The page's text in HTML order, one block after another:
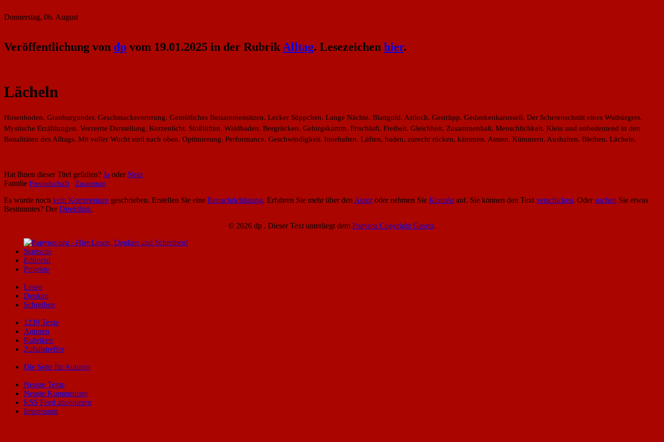
Donnerstag, 06. August
Veröffentlichung von dp vom 19.01.2025 in der Rubrik Alltag. Lesezeichen hier.
Lächeln
Hosenboden. Grauburgunder. Geschmacksverirrung. Gemütliches Beisammensitzen. Lecker Süppchen. Lange Nächte. Blattgold. Astloch. Gestrüpp. Gedankenkarussell. Der Scherenschnitt eines Wutbürgers.
Mystische Erzählungen. Verzerrte Darstellung. Kerzenlicht. Stoßlüften. Waldbaden. Bergrücken. Gebirgskamm. Frischluft. Freiheit. Gleichheit. Zusammenhalt. Menschlichkeit. Klein und unbedeutend in den
Banalitäten des Alltags. Mit voller Wucht steil nach oben. Optimierung. Performance. Geschwindigkeit. Innehalten. Lüften, baden, zurecht rücken, kämmen. Atmen. Kümmern. Aushalten. Bleiben. Lächeln.
Hat Ihnen dieser Titel gefallen? Ja oderNein
Familie Freundschaft Zusammen
Es wurde noch kein Kommentare geschrieben. Erstellen Sie eine Benachrichtigung. Erfahren Sie mehr über den Autoroder nehmen Sie Kontakt auf. Sie können den Text verschicken. Odersuchen Sie etwas
Bestimmtes? DerDirektlink.
© 2026 dp . Dieser Text unterliegt dem Papyros Copyright Gesetz.
Startseite
Editorial
Projekte
Lesen
Denken
Schreiben
1239 Texte
Autoren
Rubriken
Zufallstreffer
Die Seite für Autoren
Neuste Texte
Neuste Kommentare
RSS Feed abonnieren
Impressum